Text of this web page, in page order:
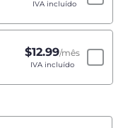
IVA incluído
$12.99/mês
IVA incluído